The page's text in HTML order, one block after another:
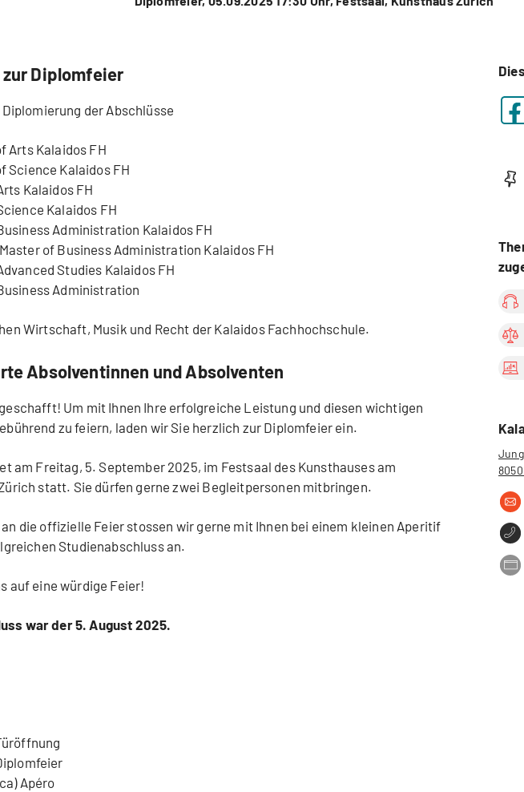
Diplomfeier
der Abschlüsse
Arts Kalaidos FH
Science Kalaidos FH
Kalaidos FH
Kalaidos FH
Administration Kalaidos FH
of Business Administration Kalaidos FH
Studies Kalaidos FH
Administration
Wirtschaft, Musik und Recht der Kalaidos Fachhochschule.
Absolventinnen und Absolventen
Um mit Ihnen Ihre erfolgreiche Leistung und diesen wichtigen
zu feiern, laden wir Sie herzlich zur Diplomfeier ein.
am Freitag, 5. September 2025, im Festsaal des Kunsthauses am
statt. Sie dürfen gerne zwei Begleitpersonen mitbringen.
die offizielle Feier stossen wir gerne mit Ihnen bei einem kleinen Aperitif
Studienabschluss an.
auf eine würdige Feier!
war der 5. August 2025.
Apéro